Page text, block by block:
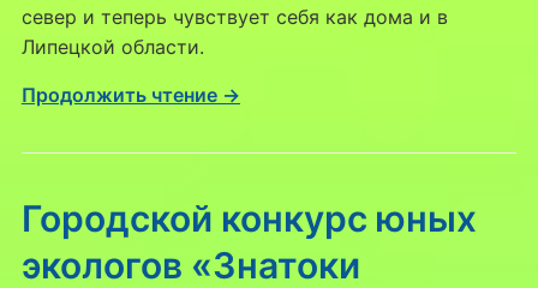
север и теперь чувствует себя как дома и в
Липецкой области.
Продолжить чтение →
Городской конкурс юных
экологов «Знатоки